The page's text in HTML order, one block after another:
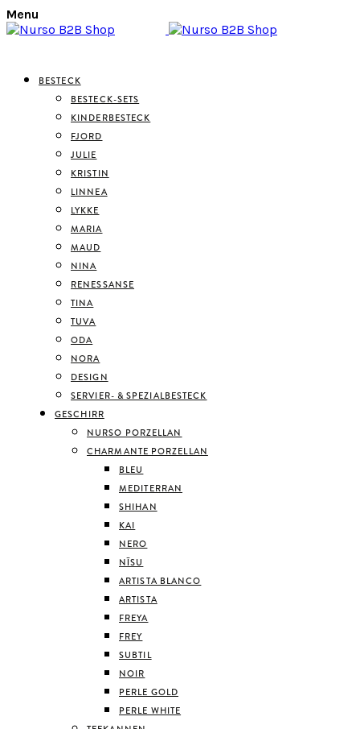
Menu
BESTECK
BESTECK-SETS
KINDERBESTECK
FJORD
JULIE
KRISTIN
LINNEA
LYKKE
MARIA
MAUD
NINA
RENESSANSE
TINA
TUVA
ODA
NORA
DESIGN
SERVIER- & SPEZIALBESTECK
GESCHIRR
NURSO PORZELLAN
CHARMANTE PORZELLAN
BLEU
MEDITERRAN
SHIHAN
KAI
NERO
NĪSU
ARTISTA BLANCO
ARTISTA
FREYA
FREY
SUBTIL
NOIR
PERLE GOLD
PERLE WHITE